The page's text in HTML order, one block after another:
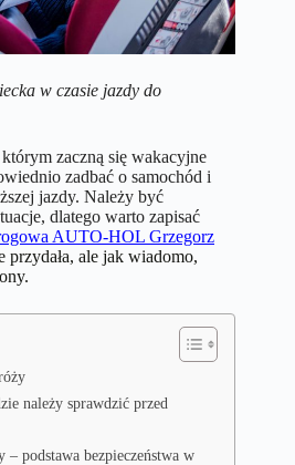
w czasie jazdy do
zaczną się wakacyjne
zadbać o samochód i
jazdy. Należy być
dlatego warto zapisać
AUTO-HOL Grzegorz
przydała, ale jak wiadomo,
należy sprawdzić przed
podstawa bezpieczeństwa w